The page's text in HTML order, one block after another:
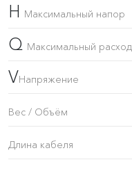
H Максимальный напор
Q Максимальный расход
VНапряжение
Вес / Объём
Длина кабеля